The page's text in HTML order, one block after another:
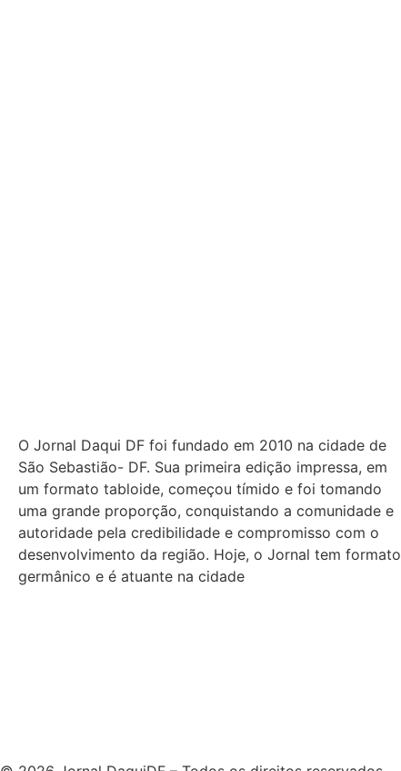
O Jornal Daqui DF foi fundado em 2010 na cidade de
São Sebastião- DF. Sua primeira edição impressa, em
um formato tabloide, começou tímido e foi tomando
uma grande proporção, conquistando a comunidade e
autoridade pela credibilidade e compromisso com o
desenvolvimento da região. Hoje, o Jornal tem formato
germânico e é atuante na cidade